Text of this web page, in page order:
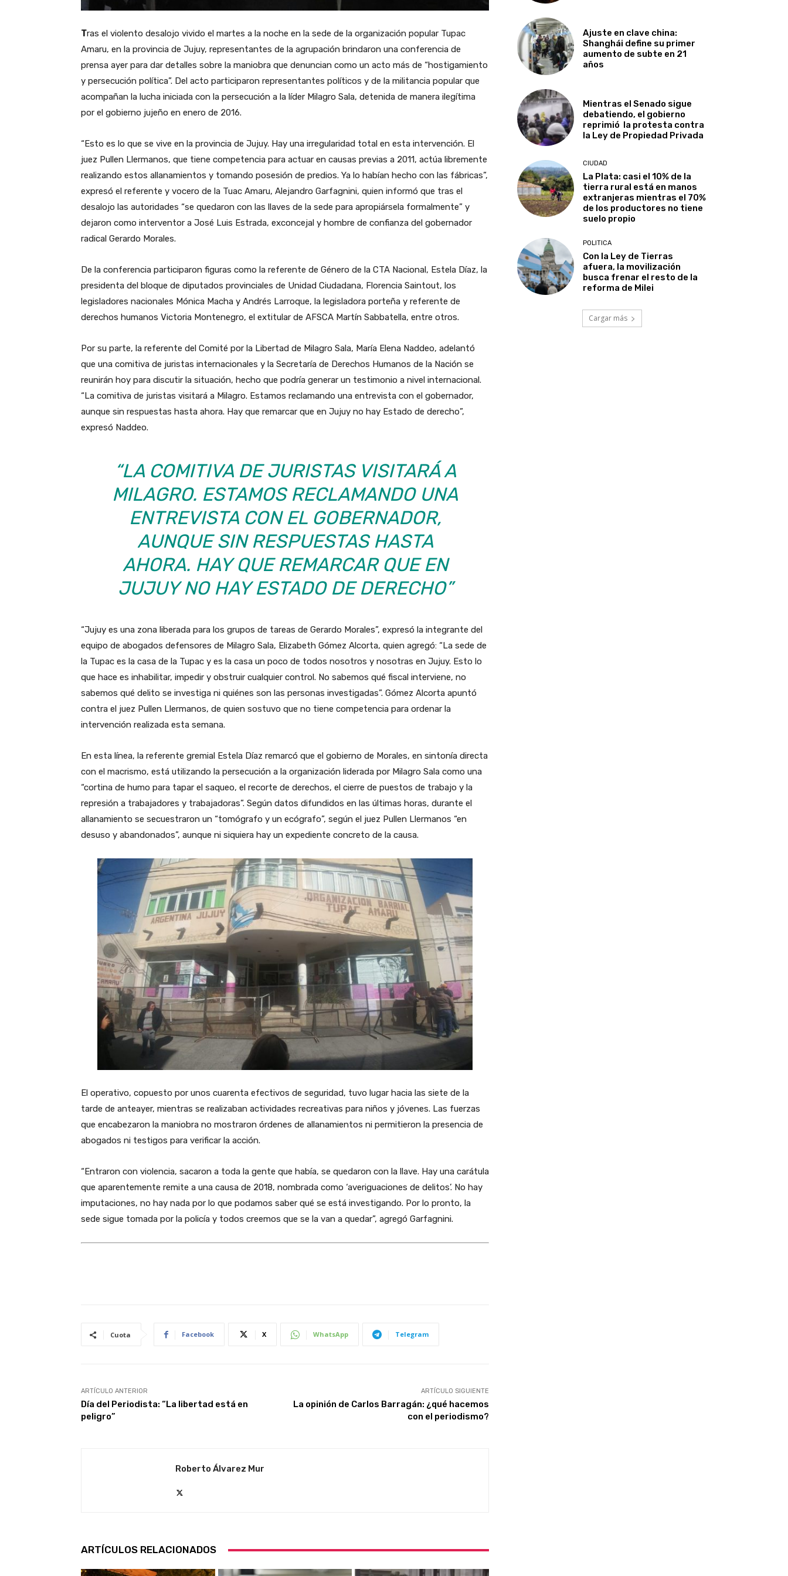
Tras el violento desalojo vivido el martes a la noche en la sede de la organización popular Tupac
Amaru, en la provincia de Jujuy, representantes de la agrupación brindaron una conferencia de
prensa ayer para dar detalles sobre la maniobra que denuncian como un acto más de “hostigamiento
y persecución política”. Del acto participaron representantes políticos y de la militancia popular que
acompañan la lucha iniciada con la persecución a la líder Milagro Sala, detenida de manera ilegítima
por el gobierno jujeño en enero de 2016.
“Esto es lo que se vive en la provincia de Jujuy. Hay una irregularidad total en esta intervención. El
juez Pullen Llermanos, que tiene competencia para actuar en causas previas a 2011, actúa libremente
realizando estos allanamientos y tomando posesión de predios. Ya lo habían hecho con las fábricas”,
expresó el referente y vocero de la Tuac Amaru, Alejandro Garfagnini, quien informó que tras el
desalojo las autoridades “se quedaron con las llaves de la sede para apropiársela formalmente” y
dejaron como interventor a José Luis Estrada, exconcejal y hombre de confianza del gobernador
radical Gerardo Morales.
De la conferencia participaron figuras como la referente de Género de la CTA Nacional, Estela Díaz, la
presidenta del bloque de diputados provinciales de Unidad Ciudadana, Florencia Saintout, los
legisladores nacionales Mónica Macha y Andrés Larroque, la legisladora porteña y referente de
derechos humanos Victoria Montenegro, el extitular de AFSCA Martín Sabbatella, entre otros.
Por su parte, la referente del Comité por la Libertad de Milagro Sala, María Elena Naddeo, adelantó
que una comitiva de juristas internacionales y la Secretaría de Derechos Humanos de la Nación se
reunirán hoy para discutir la situación, hecho que podría generar un testimonio a nivel internacional.
“La comitiva de juristas visitará a Milagro. Estamos reclamando una entrevista con el gobernador,
aunque sin respuestas hasta ahora. Hay que remarcar que en Jujuy no hay Estado de derecho”,
expresó Naddeo.
“LA COMITIVA DE JURISTAS VISITARÁ A
MILAGRO. ESTAMOS RECLAMANDO UNA
ENTREVISTA CON EL GOBERNADOR,
AUNQUE SIN RESPUESTAS HASTA
AHORA. HAY QUE REMARCAR QUE EN
JUJUY NO HAY ESTADO DE DERECHO”
“Jujuy es una zona liberada para los grupos de tareas de Gerardo Morales”, expresó la integrante del
equipo de abogados defensores de Milagro Sala, Elizabeth Gómez Alcorta, quien agregó: “La sede de
la Tupac es la casa de la Tupac y es la casa un poco de todos nosotros y nosotras en Jujuy. Esto lo
que hace es inhabilitar, impedir y obstruir cualquier control. No sabemos qué fiscal interviene, no
sabemos qué delito se investiga ni quiénes son las personas investigadas”. Gómez Alcorta apuntó
contra el juez Pullen Llermanos, de quien sostuvo que no tiene competencia para ordenar la
intervención realizada esta semana.
En esta línea, la referente gremial Estela Díaz remarcó que el gobierno de Morales, en sintonía directa
con el macrismo, está utilizando la persecución a la organización liderada por Milagro Sala como una
“cortina de humo para tapar el saqueo, el recorte de derechos, el cierre de puestos de trabajo y la
represión a trabajadores y trabajadoras”. Según datos difundidos en las últimas horas, durante el
allanamiento se secuestraron un “tomógrafo y un ecógrafo”, según el juez Pullen Llermanos “en
desuso y abandonados”, aunque ni siquiera hay un expediente concreto de la causa.
El operativo, copuesto por unos cuarenta efectivos de seguridad, tuvo lugar hacia las siete de la
tarde de anteayer, mientras se realizaban actividades recreativas para niños y jóvenes. Las fuerzas
que encabezaron la maniobra no mostraron órdenes de allanamientos ni permitieron la presencia de
abogados ni testigos para verificar la acción.
“Entraron con violencia, sacaron a toda la gente que había, se quedaron con la llave. Hay una carátula
que aparentemente remite a una causa de 2018, nombrada como ‘averiguaciones de delitos’. No hay
imputaciones, no hay nada por lo que podamos saber qué se está investigando. Por lo pronto, la
sede sigue tomada por la policía y todos creemos que se la van a quedar”, agregó Garfagnini.
Cuota Facebook X WhatsApp Telegram
ARTÍCULO ANTERIOR
Día del Periodista: “La libertad está en
peligro”
ARTÍCULO SIGUIENTE
La opinión de Carlos Barragán: ¿qué hacemos
con el periodismo?
Roberto Álvarez Mur
ARTÍCULOS RELACIONADOS
Ajuste en clave china:
Shanghái define su primer
aumento de subte en 21
años
Mientras el Senado sigue
debatiendo, el gobierno
reprimió la protesta contra
la Ley de Propiedad Privada
CIUDAD
La Plata: casi el 10% de la
tierra rural está en manos
extranjeras mientras el 70%
de los productores no tiene
suelo propio
POLITICA
Con la Ley de Tierras
afuera, la movilización
busca frenar el resto de la
reforma de Milei
Cargar más